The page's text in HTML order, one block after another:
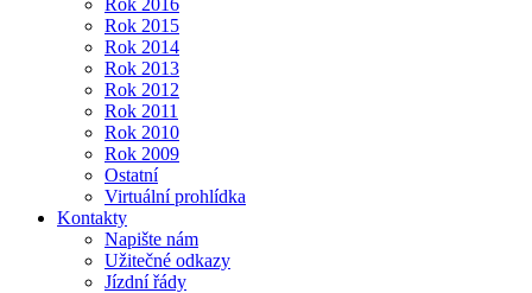
Rok 2016
Rok 2015
Rok 2014
Rok 2013
Rok 2012
Rok 2011
Rok 2010
Rok 2009
Ostatní
Virtuální prohlídka
Kontakty
Napište nám
Užitečné odkazy
Jízdní řády